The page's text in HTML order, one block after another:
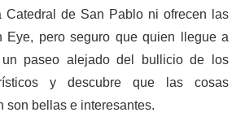
Catedral de San Pablo ni ofrecen las
Eye, pero seguro que quien llegue a
paseo alejado del bullicio de los
y descubre que las cosas
son bellas e interesantes.